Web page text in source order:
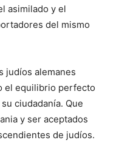
asimilado y el
del mismo
judíos alemanes
el equilibrio perfecto
ciudadanía. Que
y ser aceptados
de judíos.